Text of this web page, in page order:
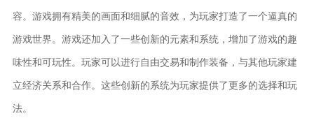
容。游戏拥有精美的画面和细腻的音效，为玩家打造了一个逼真的
游戏世界。游戏还加入了一些创新的元素和系统，增加了游戏的趣
味性和可玩性。玩家可以进行自由交易和制作装备，与其他玩家建
立经济关系和合作。这些创新的系统为玩家提供了更多的选择和玩
法。